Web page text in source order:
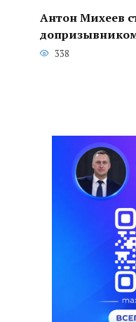
Антон Михеев
338